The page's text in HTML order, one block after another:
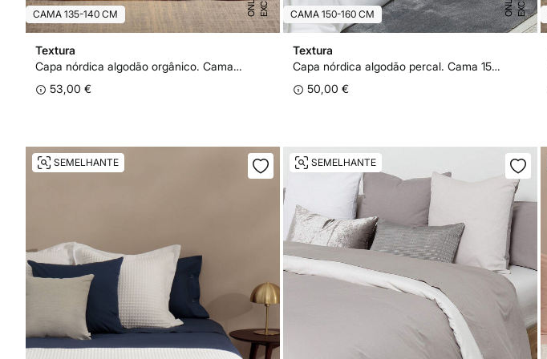
CAMA 135-140 CM
Textura
Capa nórdica algodão orgânico. Cama 135-140 cm.
53,00 €
CAMA 150-160 CM
Textura
Capa nórdica algodão percal. Cama 150-160 cm.
50,00 €
SEMELHANTE SEMELHANTE